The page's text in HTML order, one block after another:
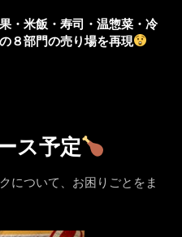
・米飯・寿司・温惣菜・冷
８部門の売り場を再現
ス予定
について、お困りごとをま